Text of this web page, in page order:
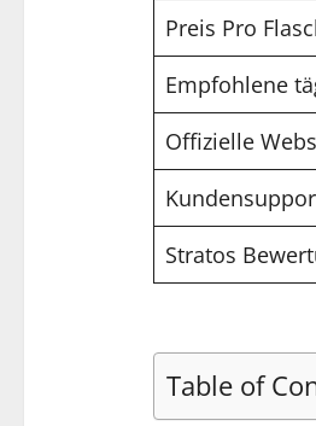
Preis Pro
Empfohlene
Offizielle
Stratos
Table of